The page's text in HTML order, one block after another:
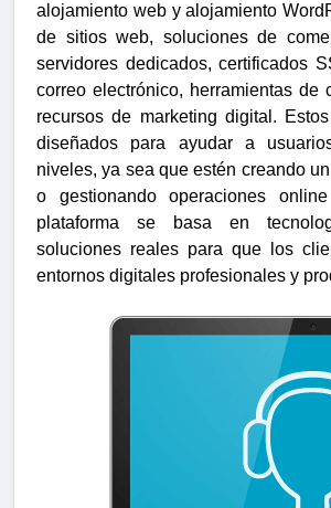
alojamiento web y alojamiento
de sitios web, soluciones de
servidores dedicados, certificados
correo electrónico, herramientas de
recursos de marketing digital.
diseñados para ayudar a
niveles, ya sea que estén creando
o gestionando operaciones
plataforma se basa en
soluciones reales para que los
entornos digitales profesionales y